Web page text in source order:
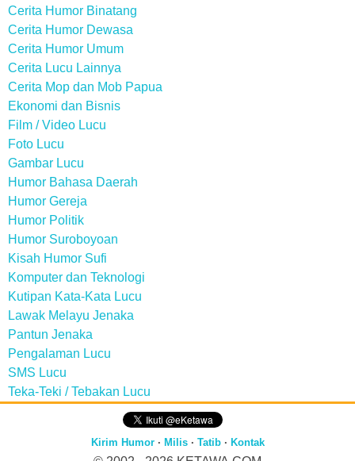
Cerita Humor Binatang
Cerita Humor Dewasa
Cerita Humor Umum
Cerita Lucu Lainnya
Cerita Mop dan Mob Papua
Ekonomi dan Bisnis
Film / Video Lucu
Foto Lucu
Gambar Lucu
Humor Bahasa Daerah
Humor Gereja
Humor Politik
Humor Suroboyoan
Kisah Humor Sufi
Komputer dan Teknologi
Kutipan Kata-Kata Lucu
Lawak Melayu Jenaka
Pantun Jenaka
Pengalaman Lucu
SMS Lucu
Teka-Teki / Tebakan Lucu
Kirim Humor· Milis· Tatib· Kontak